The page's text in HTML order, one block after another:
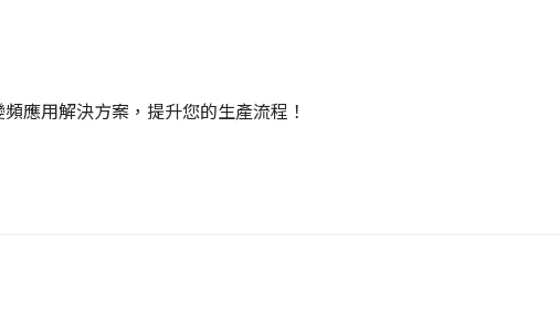
應用解決方案，提升您的生產流程！